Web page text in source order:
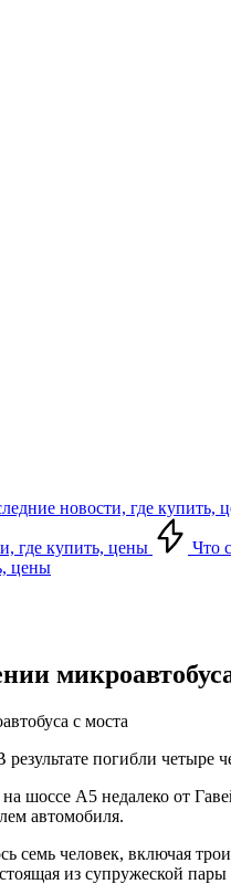
новости, где купить,
где купить, цены Что
цены
с моста
погибли
шоссе А5 недалеко от
автомобиля.
семь человек, включая
из супружеской